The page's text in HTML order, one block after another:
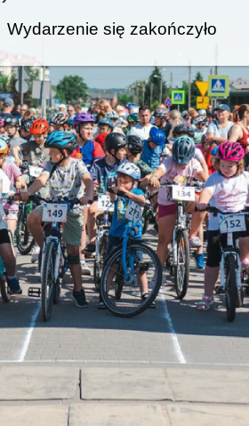
Wydarzenie się zakończyło